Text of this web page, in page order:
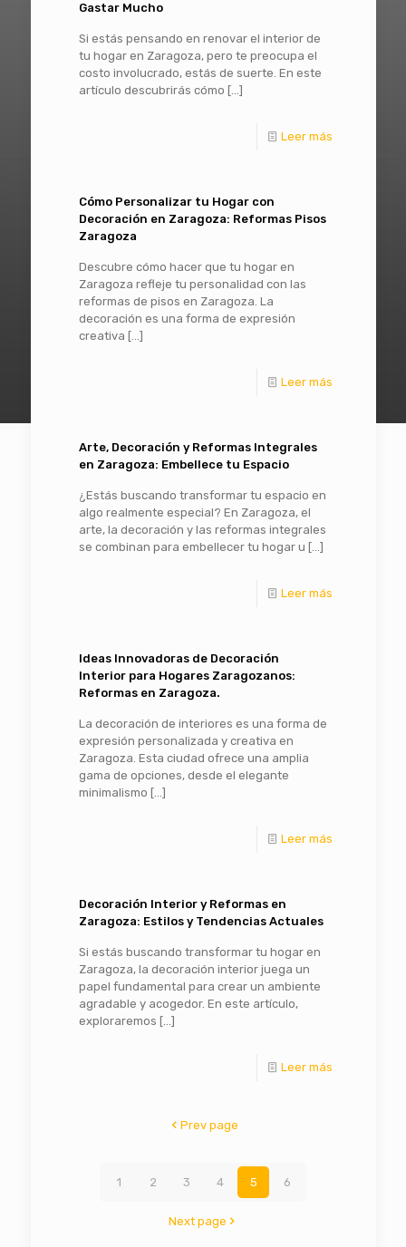
Gastar Mucho
Si estás pensando en renovar el interior de
tu hogar en Zaragoza, pero te preocupa el
costo involucrado, estás de suerte. En este
artículo descubrirás cómo […]
Leer más
Cómo Personalizar tu Hogar con
Decoración en Zaragoza: Reformas Pisos
Zaragoza
Descubre cómo hacer que tu hogar en
Zaragoza refleje tu personalidad con las
reformas de pisos en Zaragoza. La
decoración es una forma de expresión
creativa […]
Leer más
Arte, Decoración y Reformas Integrales
en Zaragoza: Embellece tu Espacio
¿Estás buscando transformar tu espacio en
algo realmente especial? En Zaragoza, el
arte, la decoración y las reformas integrales
se combinan para embellecer tu hogar u […]
Leer más
Ideas Innovadoras de Decoración
Interior para Hogares Zaragozanos:
Reformas en Zaragoza.
La decoración de interiores es una forma de
expresión personalizada y creativa en
Zaragoza. Esta ciudad ofrece una amplia
gama de opciones, desde el elegante
minimalismo […]
Leer más
Decoración Interior y Reformas en
Zaragoza: Estilos y Tendencias Actuales
Si estás buscando transformar tu hogar en
Zaragoza, la decoración interior juega un
papel fundamental para crear un ambiente
agradable y acogedor. En este artículo,
exploraremos […]
Leer más
Prev page
1 2 3 4 5 6
Next page